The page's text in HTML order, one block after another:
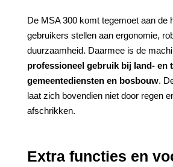
De MSA 300 komt tegemoet aan de
gebruikers stellen aan ergonomie,
duurzaamheid. Daarmee is de
professioneel gebruik bij land- en
gemeentediensten en bosbouw.
laat zich bovendien niet door regen
afschrikken.
Extra functies en